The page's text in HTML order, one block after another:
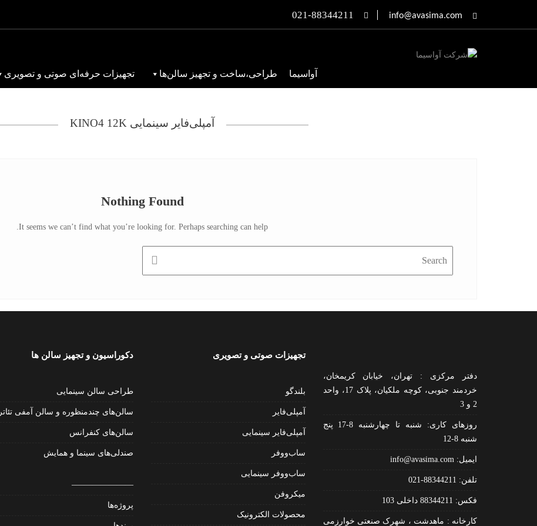
info@avasima.com
021-88344211
آواسیما طراحی،ساخت و تجهیز سالن‌ها تجهیزات حرفه‌ای صوتی و تصویری
آمپلی‌فایر سینمایی KINO4 12K
Nothing Found
It seems we can’t find what you’re looking for. Perhaps searching can help.
دفتر مرکزی : تهران، خیابان کریمخان،
خردمند جنوبی، کوچه ملکیان، پلاک 17، واحد
2 و 3
روزهای کاری: شنبه تا چهارشنبه 8-17 پنج
شنبه 8-12
ایمیل:
تلفن: 88344211-021
فکس: 88344211 داخلی 103
کارخانه : ماهدشت ، شهرک صنعتی خوارزمی
تجهیزات صوتی و تصویری
بلندگو
آمپلی‌فایر
آمپلی‌فایر سینمایی
ساب‌ووفر
ساب‌ووفر سینمایی
میکروفن
محصولات الکترونیک
دکوراسیون و تجهیز سالن ها
طراحی سالن‌ سینمایی
سالن‌های چندمنظوره و سالن آمفی تئاتر
سالن‌های کنفرانس
صندلی‌های سینما و همایش
———————–
پروژه‌ها